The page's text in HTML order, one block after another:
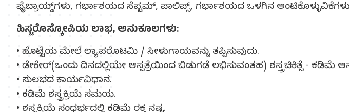
ಫೈಬ್ರಾಯ್ಡ್‌ಗಳು, ಗರ್ಭಾಶಯದ ಸೆಪ್ಟಮ್, ಪಾಲಿಪ್ಸ್, ಗರ್ಭಾಶಯದ ಒಳಗಿನ
ಹಿಸ್ಟರೊಸ್ಕೋಪಿಯ ಲಾಭ, ಅನುಕೂಲಗಳು:
• ಹೊಟ್ಟೆಯ ಮೇಲೆ ಲ್ಯಾಪರೊಟಮಿ / ಸೀಳುಗಾಯವನ್ನು ತಪ್ಪಿಸುವುದು.
• ಡೇಕೇರ್(ಒಂದು ದಿನದಲ್ಲಿಯೇ ಆಸ್ಪತ್ರೆಯಿಂದ ಬಿಡುಗಡೆ ಲಭಿಸುವಂತಹ) ಶಸ್ತ್ರಚಿಕಿತ್ಸೆ - ಕಡಿಮೆ
• ಸುಲಭದ ಕಾರ್ಯವಿಧಾನ.
• ಕಡಿಮೆ ಶಸ್ತ್ರಕ್ರಿಯೆ ಸಮಯ.